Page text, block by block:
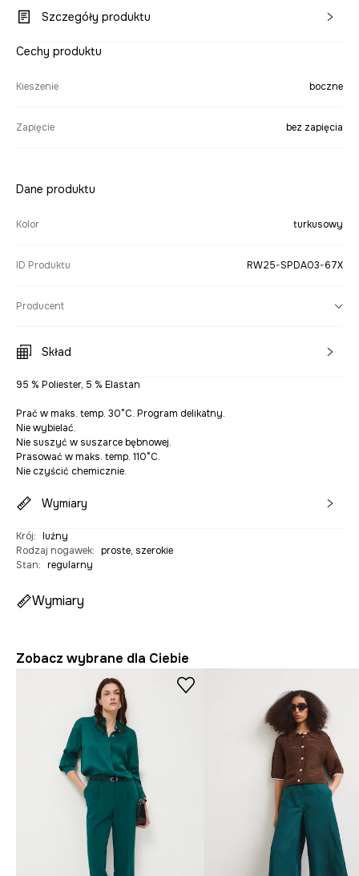
Szczegóły produktu
Cechy produktu
Kieszenie boczne
Zapięcie bez zapięcia
Dane produktu
Kolor turkusowy
ID Produktu RW25-SPDA03-67X
Producent
Skład
95 % Poliester, 5 % Elastan
Prać w maks. temp. 30°C. Program delikatny.
Nie wybielać.
Nie suszyć w suszarce bębnowej.
Prasować w maks. temp. 110°C.
Nie czyścić chemicznie.
Wymiary
Krój: luźny
Rodzaj nogawek: proste, szerokie
Stan: regularny
Wymiary
Zobacz wybrane dla Ciebie